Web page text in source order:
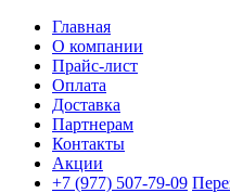
Главная
О компании
Прайс-лист
Оплата
Доставка
Партнерам
Контакты
Акции
+7 (977) 507-79-09